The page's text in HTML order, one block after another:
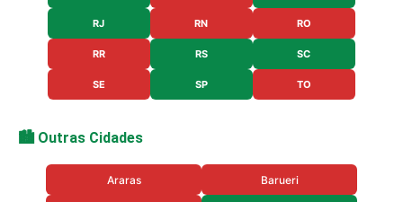
RJ RN RO
RR RS SC
SE SP TO
🏙️ Outras Cidades
Araras Barueri